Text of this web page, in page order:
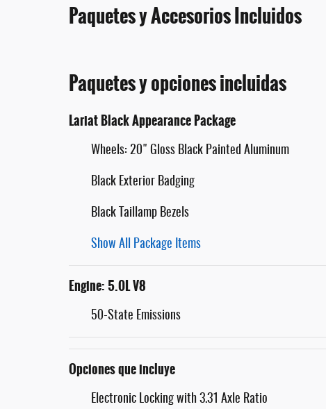
Paquetes y Accesorios Incluidos
Paquetes y opciones incluidas
Lariat Black Appearance Package
Wheels: 20" Gloss Black Painted Aluminum
Black Exterior Badging
Black Taillamp Bezels
Show All Package Items
Engine: 5.0L V8
50-State Emissions
Opciones que incluye
Electronic Locking with 3.31 Axle Ratio